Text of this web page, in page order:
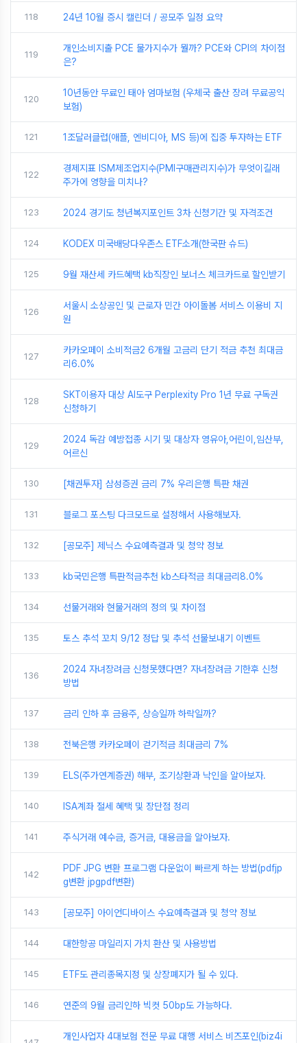
118 24년 10월 증시 캘린더 / 공모주 일정 요약
119
개인소비지출 PCE 물가지수가 뭘까? PCE와 CPI의 차이점
은?
120
10년동안 무료인 태아 엄마보험 (우체국 출산 장려 무료공익
보험)
121 1조달러클럽(애플, 엔비디아, MS 등)에 집중 투자하는 ETF
122
경제지표 ISM제조업지수(PMI구매관리지수)가 무엇이길래
주가에 영향을 미치나?
123 2024 경기도 청년복지포인트 3차 신청기간 및 자격조건
124 KODEX 미국배당다우존스 ETF소개(한국판 슈드)
125 9월 재산세 카드혜택 kb직장인 보너스 체크카드로 할인받기
126
서울시 소상공인 및 근로자 민간 아이돌봄 서비스 이용비 지
원
127
카카오페이 소비적금2 6개월 고금리 단기 적금 추천 최대금
리6.0%
128
SKT이용자 대상 AI도구 Perplexity Pro 1년 무료 구독권
신청하기
129
2024 독감 예방접종 시기 및 대상자 영유아,어린이,임산부,
어르신
130 [채권투자] 삼성증권 금리 7% 우리은행 특판 채권
131 블로그 포스팅 다크모드로 설정해서 사용해보자.
132 [공모주] 제닉스 수요예측결과 및 청약 정보
133 kb국민은행 특판적금추천 kb스타적금 최대금리8.0%
134 선물거래와 현물거래의 정의 및 차이점
135 토스 추석 꼬치 9/12 정답 및 추석 선물보내기 이벤트
136
2024 자녀장려금 신청못했다면? 자녀장려금 기한후 신청
방법
137 금리 인하 후 금융주, 상승일까 하락일까?
138 전북은행 카카오페이 걷기적금 최대금리 7%
139 ELS(주가연계증권) 해부, 조기상환과 낙인을 알아보자.
140 ISA계좌 절세 혜택 및 장단점 정리
141 주식거래 예수금, 증거금, 대용금을 알아보자.
142
PDF JPG 변환 프로그램 다운없이 빠르게 하는 방법(pdfjp
g변환 jpgpdf변환)
143 [공모주] 아이언디바이스 수요예측결과 및 청약 정보
144 대한항공 마일리지 가치 환산 및 사용방법
145 ETF도 관리종목지정 및 상장폐지가 될 수 있다.
146 연준의 9월 금리인하 빅컷 50bp도 가능하다.
개인사업자 4대보험 전문 무료 대행 서비스 비즈포인(biz4i